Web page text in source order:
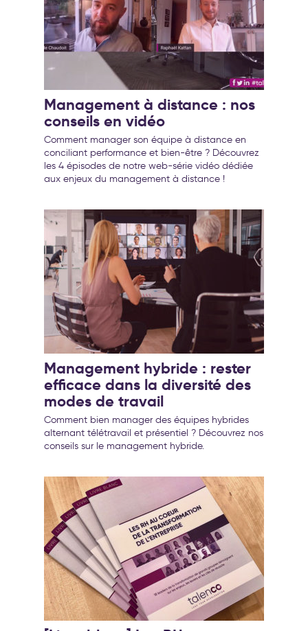
Management à distance : nos
conseils en vidéo
Comment manager son équipe à distance en
conciliant performance et bien-être ? Découvrez
les 4 épisodes de notre web-série vidéo dédiée
aux enjeux du management à distance !
Management hybride : rester
efficace dans la diversité des
modes de travail
Comment bien manager des équipes hybrides
alternant télétravail et présentiel ? Découvrez nos
conseils sur le management hybride.